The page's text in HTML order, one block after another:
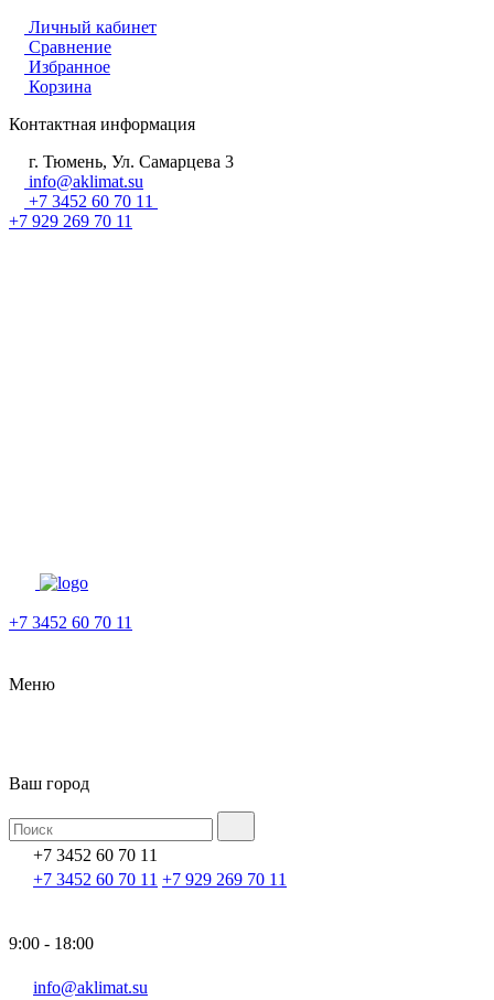
Личный кабинет
Сравнение
Избранное
Корзина
Контактная информация
г. Тюмень, Ул. Самарцева 3
info@aklimat.su
+7 3452 60 70 11
+7 929 269 70 11
+7 3452 60 70 11
Меню
Ваш город
+7 3452 60 70 11
+7 3452 60 70 11 +7 929 269 70 11
9:00 - 18:00
info@aklimat.su